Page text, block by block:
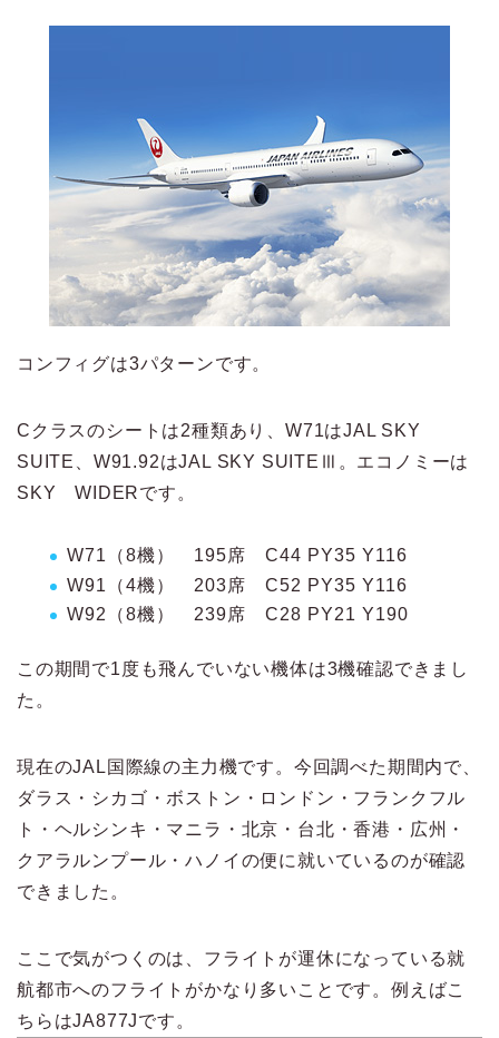
コンフィグは3パターンです。
Cクラスのシートは2種類あり、W71はJAL SKY
SUITE、W91.92はJAL SKY SUITEⅢ。エコノミーは
SKY WIDERです。
W71（8機） 195席 C44 PY35 Y116
W91（4機） 203席 C52 PY35 Y116
W92（8機） 239席 C28 PY21 Y190
この期間で1度も飛んでいない機体は3機確認できまし
た。
現在のJAL国際線の主力機です。今回調べた期間内で、
ダラス・シカゴ・ボストン・ロンドン・フランクフル
ト・ヘルシンキ・マニラ・北京・台北・香港・広州・
クアラルンプール・ハノイの便に就いているのが確認
できました。
ここで気がつくのは、フライトが運休になっている就
航都市へのフライトがかなり多いことです。例えばこ
ちらはJA877Jです。